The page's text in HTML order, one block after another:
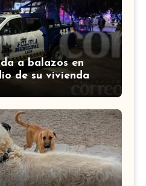
a balazos en
de su vivienda